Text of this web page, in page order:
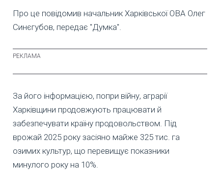
Про це повідомив начальник Харківської ОВА Олег
Синєгубов, передає "Думка".
За його інформацією, попри війну, аграрії
Харківщини продовжують працювати й
забезпечувати країну продовольством. Під
врожай 2025 року засіяно майже 325 тис. га
озимих культур, що перевищує показники
минулого року на 10%.